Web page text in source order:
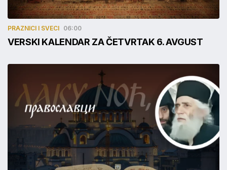
PRAZNICI I SVECI 06:00
VERSKI KALENDAR ZA ČETVRTAK 6. AVGUST